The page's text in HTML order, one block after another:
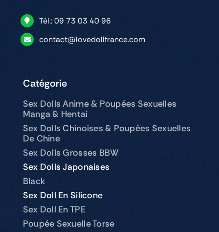
Tél.: 09 73 03 40 96
contact@lovedollfrance.com
Catégorie
Sex Dolls Anime & Poupées Sexuelles
Manga & Hentai
Sex Dolls Chinoises & Poupées Sexuelles
De Chine
Sex Dolls Grosses BBW
Sex Dolls Japonaises
Black
Sex Doll En Silicone
Sex Doll En TPE
Poupée Sexuelle Torse